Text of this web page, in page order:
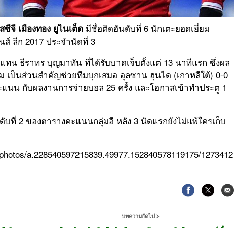
ซีจี เมืองทอง ยูไนเต็ด มีชื่อติดอันดับที่ 6 นักเตะยอดเยี่ยม
ลีก 2017 ประจำนัดที่ 3
ทน ธีราทร บุญมาทัน ที่ได้รับบาดเจ็บตั้งแต่ 13 นาทีแรก ซึ่งผล
เป็นส่วนสำคัญช่วยทีมบุกเสมอ อุลซาน ฮุนได (เกาหลีใต้) 0-0
นน กับผลงานการจ่ายบอล 25 ครั้ง และโอกาสเข้าทำประตู 1
บที่ 2 ของตารางคะแนนกลุ่มอี หลัง 3 นัดแรกยังไม่แพ้ใครเก็บ
a.228540597215839.49977.152840578119175/1273412
บทความถัดไป